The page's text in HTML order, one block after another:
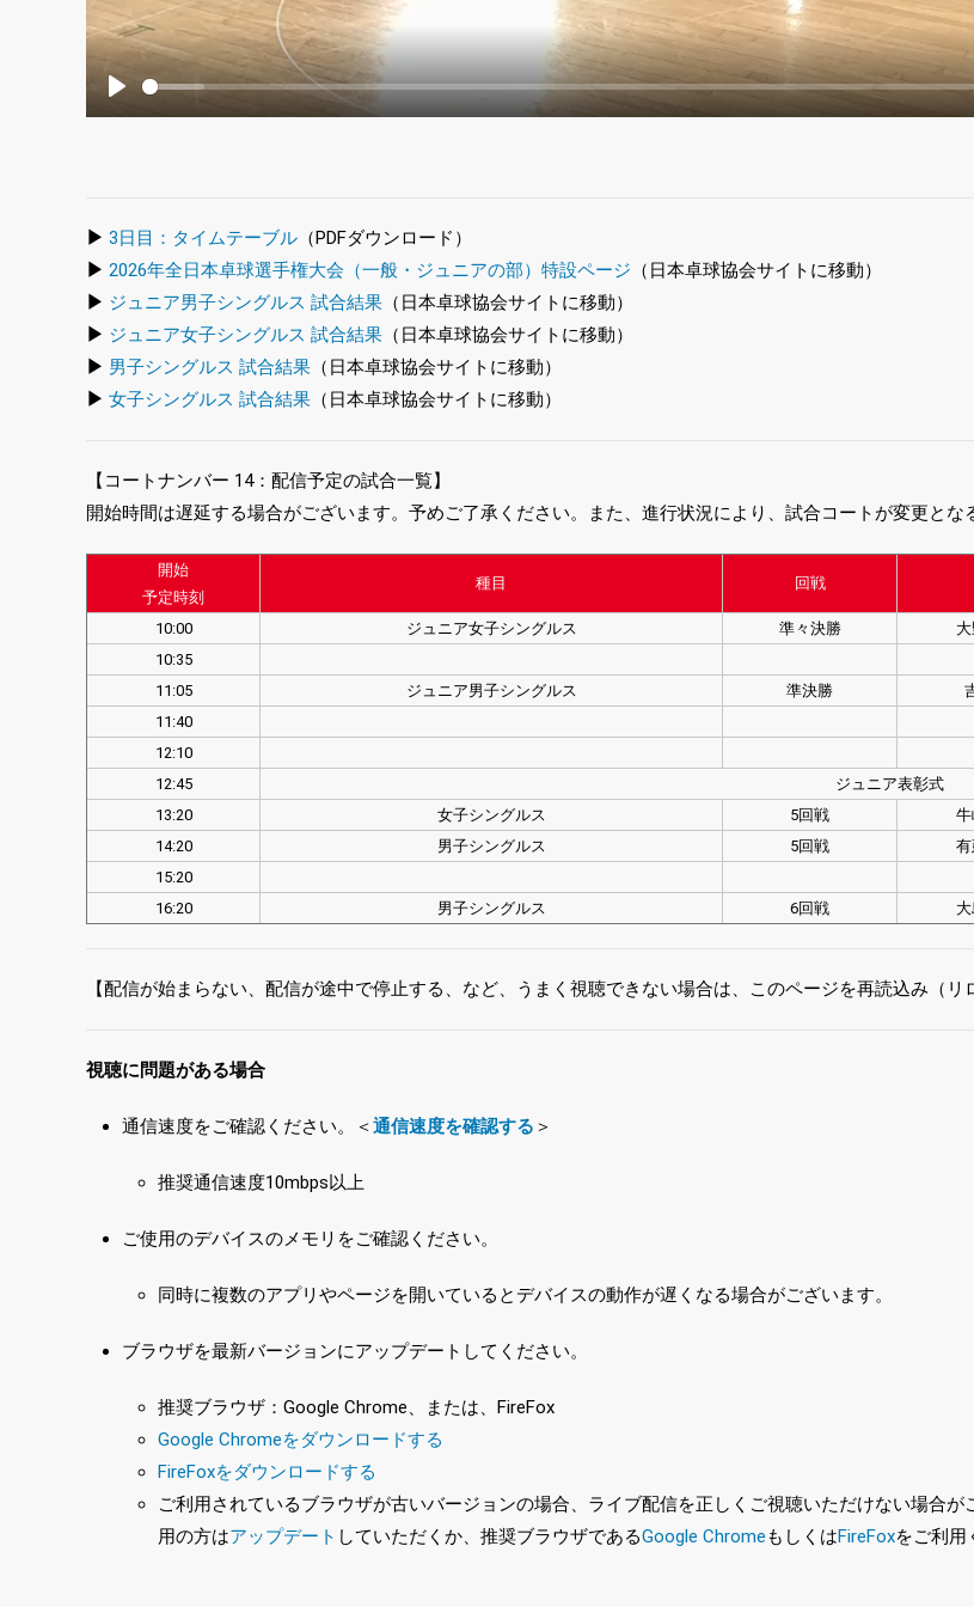
Play
▶ 3日目：タイムテーブル （PDFダウンロード）
▶ 2026年全日本卓球選手権大会（一般・ジュニアの部）特設ページ （日本卓球協会サイトに移動）
▶ ジュニア男子シングルス 試合結果 （日本卓球協会サイトに移動）
▶ ジュニア女子シングルス 試合結果 （日本卓球協会サイトに移動）
▶ 男子シングルス 試合結果 （日本卓球協会サイトに移動）
▶ 女子シングルス 試合結果 （日本卓球協会サイトに移動）
【コートナンバー 14：配信予定の試合一覧】
開始時間は遅延する場合がございます。予めご了承ください。また、進行状況により、試合コートが変更とな
開始
予定時刻
種目 回戦
10:00 ジュニア女子シングルス 準々決勝
10:35
11:05
ジュニア男子シングルス 準決勝
11:40
12:10
12:45
ジュニア表彰式
13:20
女子シングルス 5回戦
14:20
男子シングルス 5回戦
15:20
16:20
男子シングルス 6回戦
【配信が始まらない、配信が途中で停止する、など、うまく視聴できない場合は、このページを再読込み（リ
視聴に問題がある場合
通信速度をご確認ください。＜通信速度を確認する ＞
推奨通信速度10mbps以上
ご使用のデバイスのメモリをご確認ください。
同時に複数のアプリやページを開いているとデバイスの動作が遅くなる場合がございます。
ブラウザを最新バージョンにアップデートしてください。
推奨ブラウザ：Google Chrome、または、FireFox
Google Chromeをダウンロードする
FireFoxをダウンロードする
ご利用されているブラウザが古いバージョンの場合、ライブ配信を正しくご視聴いただけない場合
用の方はアップデート していただくか、推奨ブラウザであるGoogle ChromeもしくはFireFoxをご利用